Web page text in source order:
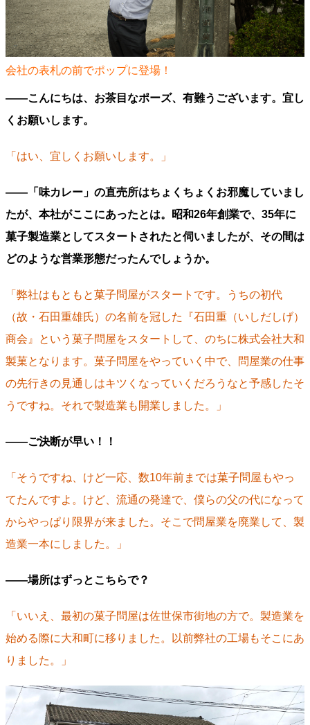
会社の表札の前でポップに登場！
――こんにちは、お茶目なポーズ、有難うございます。宜し
くお願いします。
「はい、宜しくお願いします。」
――「味カレー」の直売所はちょくちょくお邪魔していまし
たが、本社がここにあったとは。昭和26年創業で、35年に
菓子製造業としてスタートされたと伺いましたが、その間は
どのような営業形態だったんでしょうか。
「弊社はもともと菓子問屋がスタートです。うちの初代
（故・石田重雄氏）の名前を冠した『石田重（いしだしげ）
商会』という菓子問屋をスタートして、のちに株式会社大和
製菓となります。菓子問屋をやっていく中で、問屋業の仕事
の先行きの見通しはキツくなっていくだろうなと予感したそ
うですね。それで製造業も開業しました。」
――ご決断が早い！！
「そうですね、けど一応、数10年前までは菓子問屋もやっ
てたんですよ。けど、流通の発達で、僕らの父の代になって
からやっぱり限界が来ました。そこで問屋業を廃業して、製
造業一本にしました。」
――場所はずっとこちらで？
「いいえ、最初の菓子問屋は佐世保市街地の方で。製造業を
始める際に大和町に移りました。以前弊社の工場もそこにあ
りました。」